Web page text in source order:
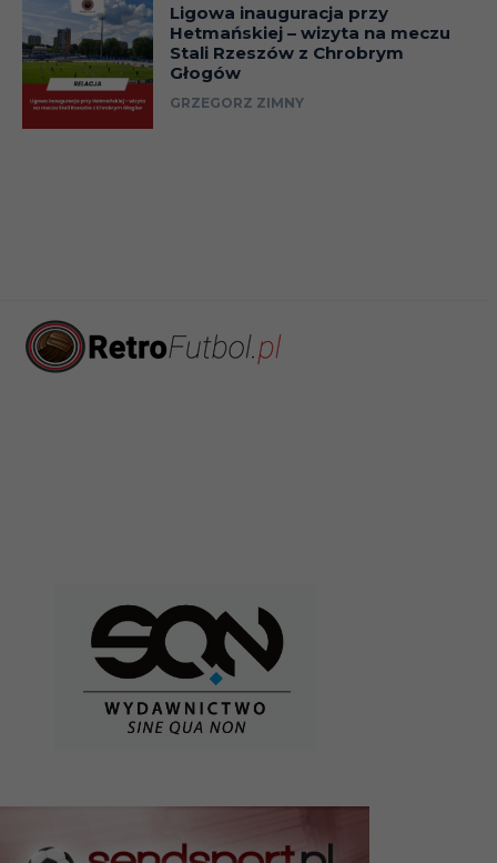
Ligowa inauguracja przy
Hetmańskiej – wizyta na meczu
Stali Rzeszów z Chrobrym
Głogów
GRZEGORZ ZIMNY